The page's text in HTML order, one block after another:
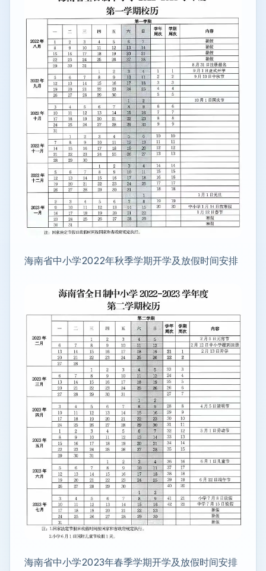
海南省中小学2022年秋季学期开学及放假时间安排
海南省中小学2023年春季学期开学及放假时间安排